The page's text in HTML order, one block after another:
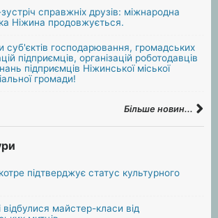
справжніх друзів: міжнародна
Ніжина продовжується.
суб'єктів господарювання, громадських
підприємців, організацій роботодавців
підприємців Ніжинської міської
громади!
Більше новин...
підтверджує статус культурного
відбулися майстер-класи від